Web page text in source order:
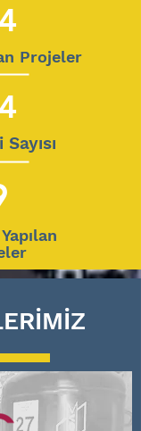
Projeler